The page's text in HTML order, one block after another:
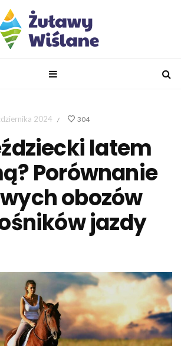
2024 / 304
latem
Porównanie
obozów
jazdy